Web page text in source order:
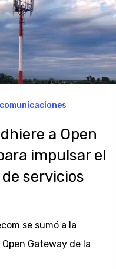
a Open
impulsar el
servicios
se sumó a la
Gateway de la